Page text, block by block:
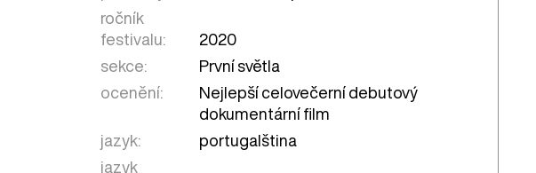
ročník
festivalu:
2020
sekce:
První světla
ocenění:
Nejlepší celovečerní debutový
dokumentární film
jazyk:
portugalština
jazyk